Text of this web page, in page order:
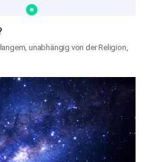
unabhängig von der Religion,